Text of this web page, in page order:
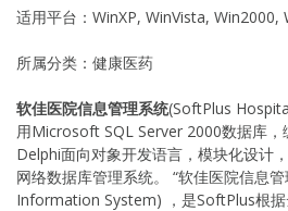
适用平台：WinXP, WinVista,
所属分类：健康医药
软佳医院信息管理系统(SoftPlus
用Microsoft SQL Server 2000数据库
Delphi面向对象开发语言，模块化设计
网络数据库管理系统。 “软佳医院信息
Information System) ，是SoftPlus根